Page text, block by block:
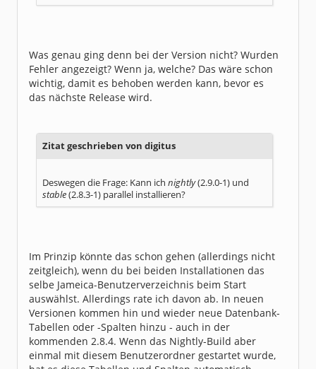
Was genau ging denn bei der Version nicht? Wurden
Fehler angezeigt? Wenn ja, welche? Das wäre schon
wichtig, damit es behoben werden kann, bevor es
das nächste Release wird.
Zitat geschrieben von digitus
Deswegen die Frage: Kann ich nightly(2.9.0-1) und
stable(2.8.3-1) parallel installieren?
Im Prinzip könnte das schon gehen (allerdings nicht
zeitgleich), wenn du bei beiden Installationen das
selbe Jameica-Benutzerverzeichnis beim Start
auswählst. Allerdings rate ich davon ab. In neuen
Versionen kommen hin und wieder neue Datenbank-
Tabellen oder -Spalten hinzu - auch in der
kommenden 2.8.4. Wenn das Nightly-Build aber
einmal mit diesem Benutzerordner gestartet wurde,